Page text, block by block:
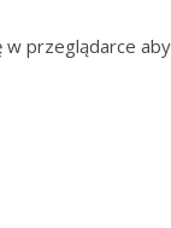
przeglądarce